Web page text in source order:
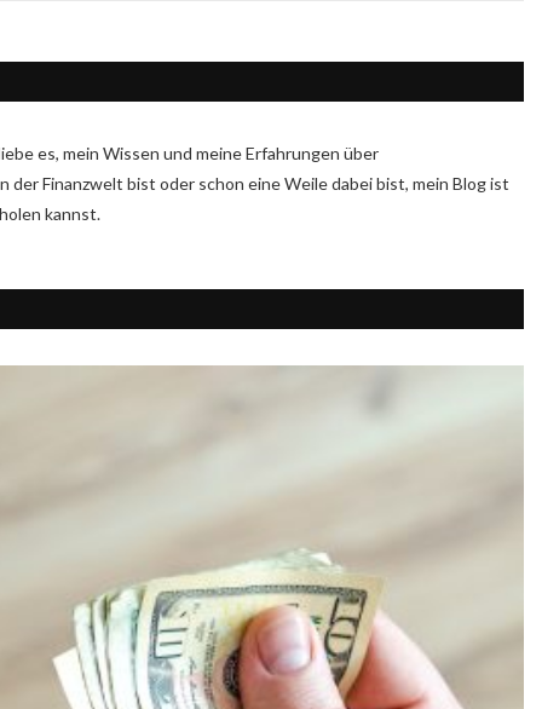
es, mein Wissen und meine Erfahrungen über
Finanzwelt bist oder schon eine Weile dabei bist, mein Blog ist
kannst.